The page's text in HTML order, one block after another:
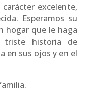
excelente,
Esperamos su
hogar que le haga
triste historia de
en sus ojos y en el